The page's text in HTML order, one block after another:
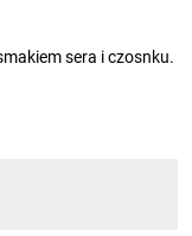
sera i czosnku.